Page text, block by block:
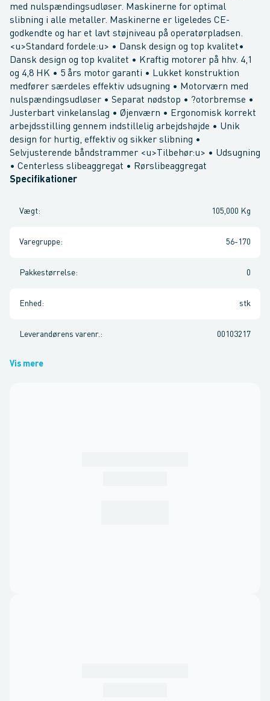
med nulspændingsudløser. Maskinerne for optimal
slibning i alle metaller. Maskinerne er ligeledes CE-
godkendte og har et lavt støjniveau på operatørpladsen.
<u>Standard fordele:u> • Dansk design og top kvalitet•
Dansk design og top kvalitet • Kraftig motorer på hhv. 4,1
og 4,8 HK • 5 års motor garanti • Lukket konstruktion
medfører særdeles effektiv udsugning • Motorværn med
nulspændingsudløser • Separat nødstop • ?otorbremse •
Justerbart vinkelanslag • Øjenværn • Ergonomisk korrekt
arbejdsstilling gennem indstillelig arbejdshøjde • Unik
design for hurtig, effektiv og sikker slibning •
Selvjusterende båndstrammer <u>Tilbehør:u> • Udsugning
• Centerless slibeaggregat • Rørslibeaggregat
Specifikationer
Vægt: 105,000 Kg
Varegruppe: 56-170
Pakkestørrelse: 0
Enhed : stk
Leverandørens varenr. : 00103217
Vis mere